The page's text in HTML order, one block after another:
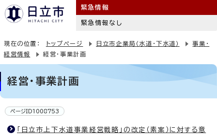
緊急情報
緊急情報なし
現在の位置： トップページ 日立市企業局（水道・下水道）
事業・
経営情報
経営・事業計画
経営・事業計画
ページID1008753
「日立市上下水道事業経営戦略」の改定（素案）に対する意